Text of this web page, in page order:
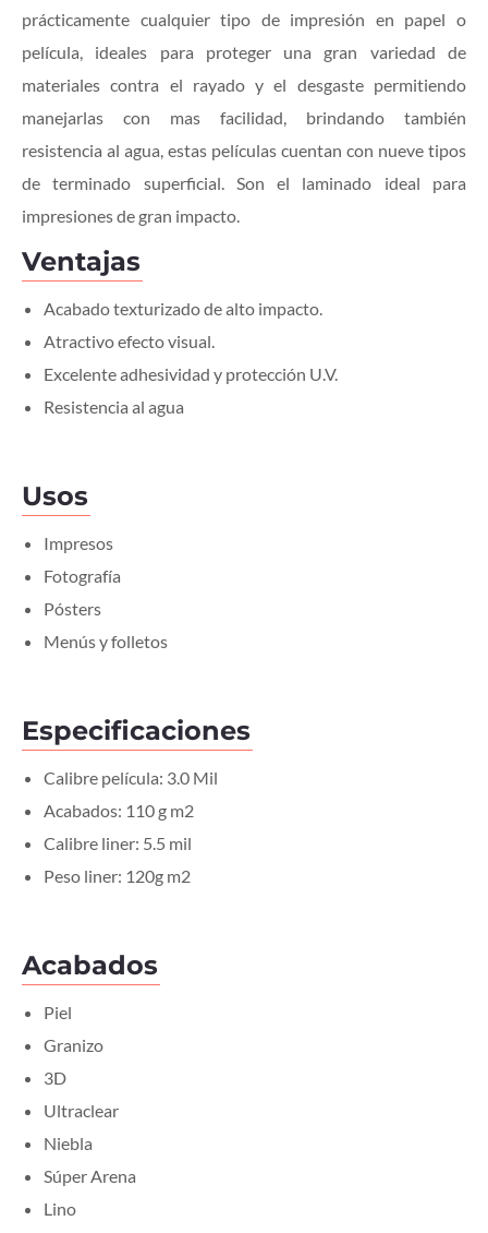
prácticamente cualquier tipo de impresión en papel o
película, ideales para proteger una gran variedad de
materiales contra el rayado y el desgaste permitiendo
manejarlas con mas facilidad, brindando también
resistencia al agua, estas películas cuentan con nueve tipos
de terminado superficial. Son el laminado ideal para
impresiones de gran impacto.
Ventajas
Acabado texturizado de alto impacto.
Atractivo efecto visual.
Excelente adhesividad y protección U.V.
Resistencia al agua
Usos
Impresos
Fotografía
Pósters
Menús y folletos
Especificaciones
Calibre película: 3.0 Mil
Acabados: 110 g m2
Calibre liner: 5.5 mil
Peso liner: 120g m2
Acabados
Piel
Granizo
3D
Ultraclear
Niebla
Súper Arena
Lino